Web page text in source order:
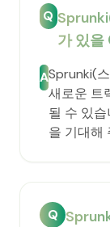
Q
가 있을
ASprunki(
새로운 트
될 수 있
을 기대해
Q